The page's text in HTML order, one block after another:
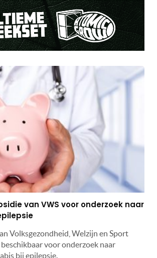
van VWS voor onderzoek naar
Volksgezondheid, Welzijn en Sport
voor onderzoek naar
bij epilepsie.